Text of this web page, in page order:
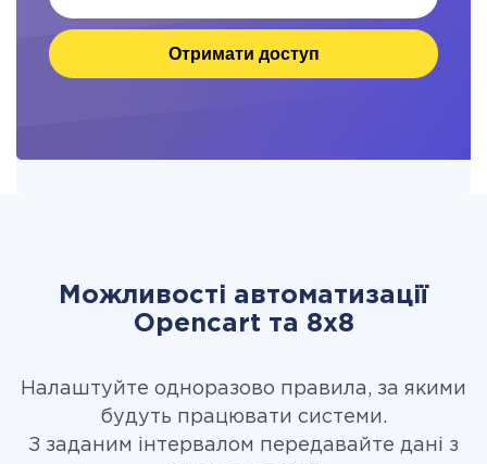
Отримати доступ
Можливості автоматизації
Opencart та 8x8
Налаштуйте одноразово правила, за якими
будуть працювати системи.
З заданим інтервалом передавайте дані з